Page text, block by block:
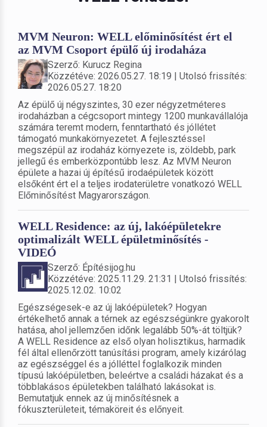
MVM Neuron: WELL előminősítést ért el
az MVM Csoport épülő új irodaháza
Szerző: Kurucz Regina
Közzétéve: 2026.05.27. 18:19 | Utolsó frissítés:
2026.05.27. 18:20
Az épülő új négyszintes, 30 ezer négyzetméteres
irodaházban a cégcsoport mintegy 1200 munkavállalója
számára teremt modern, fenntartható és jóllétet
támogató munkakörnyezetet. A fejlesztéssel
megszépül az irodaház környezete is, zöldebb, park
jellegű és emberközpontúbb lesz. Az MVM Neuron
épülete a hazai új építésű irodaépületek között
elsőként ért el a teljes irodaterületre vonatkozó WELL
Előminősítést Magyarországon.
WELL Residence: az új, lakóépületekre
optimalizált WELL épületminősítés -
VIDEÓ
Szerző: Építésijog.hu
Közzétéve: 2025.11.29. 21:31 | Utolsó frissítés:
2025.12.02. 10:02
Egészségesek-e az új lakóépületek? Hogyan
értékelhető annak a térnek az egészségünkre gyakorolt
hatása, ahol jellemzően időnk legalább 50%-át töltjük?
A WELL Residence az első olyan holisztikus, harmadik
fél által ellenőrzött tanúsítási program, amely kizárólag
az egészséggel és a jólléttel foglalkozik minden
típusú lakóépületben, beleértve a családi házakat és a
többlakásos épületekben található lakásokat is.
Bemutatjuk ennek az új minősítésnek a
fókuszterületeit, témaköreit és előnyeit.